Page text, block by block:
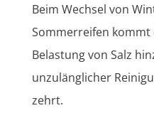
Beim Wechsel von
Sommerreifen kommt
Belastung von Salz
unzulänglicher
zehrt.